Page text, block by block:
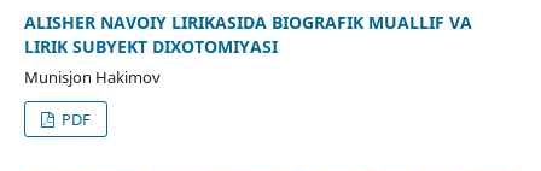
ALISHЕR NAVOIY LIRIKASIDA BIOGRAFIK MUALLIF VA
LIRIK SUBYEKT DIXOTOMIYASI
Munisjon Hakimov
PDF